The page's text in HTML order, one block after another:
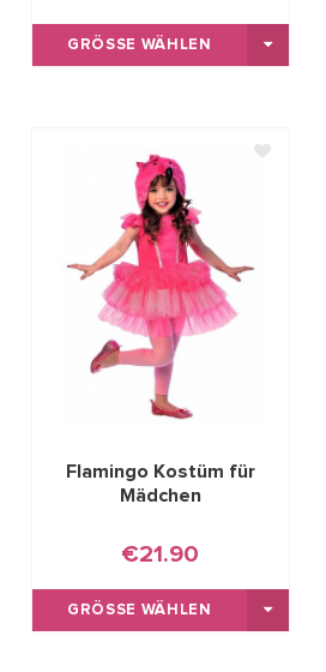
GRÖSSE WÄHLEN
Flamingo Kostüm für
Mädchen
€21.90
GRÖSSE WÄHLEN